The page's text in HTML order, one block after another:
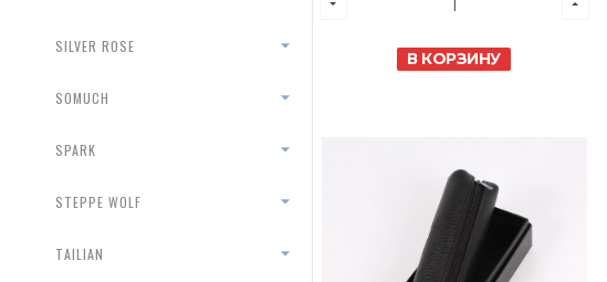
SILVER ROSE
SOMUCH
SPARK
STEPPE WOLF
TAILIAN
В КОРЗИНУ